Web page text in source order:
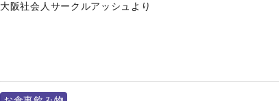
大阪社会人サークルアッシュより